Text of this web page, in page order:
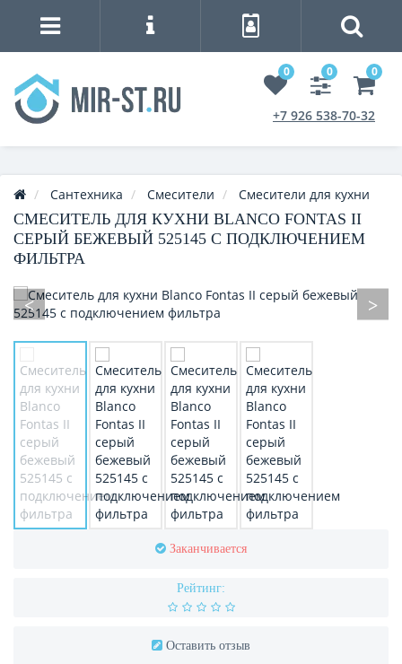
0 0 0
+7 926 538-70-32
Сантехника Смесители Смесители для кухни
СМЕСИТЕЛЬ ДЛЯ КУХНИ BLANCO FONTAS II
СЕРЫЙ БЕЖЕВЫЙ 525145 С ПОДКЛЮЧЕНИЕМ
ФИЛЬТРА
Заканчивается
Рейтинг:
Оставить отзыв